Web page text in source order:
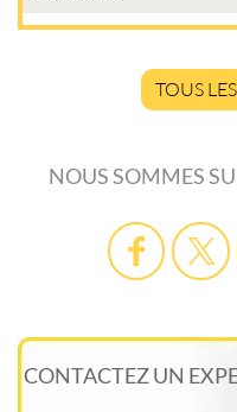
TOUS
NOUS SOMMES
CONTACTEZ UN